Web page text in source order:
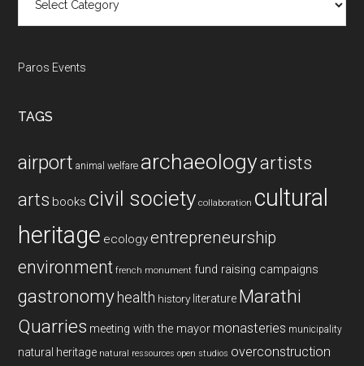
Paros Events
TAGS
airport animal welfare archaeologyartists
arts books civil society collaboration cultural
heritage ecologyentrepreneurship
environment french monument fund raising campaigns
gastronomy health history literature Marathi
Quarries meeting with the mayor monasteries municipality
natural heritage natural ressources open studios overconstruction